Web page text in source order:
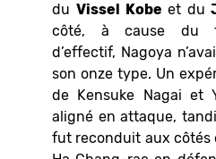
du Vissel Kobe et du
côté, à cause du
d’effectif, Nagoya
son onze type. Un
de Kensuke Nagai et
aligné en attaque,
fut reconduit aux côtés